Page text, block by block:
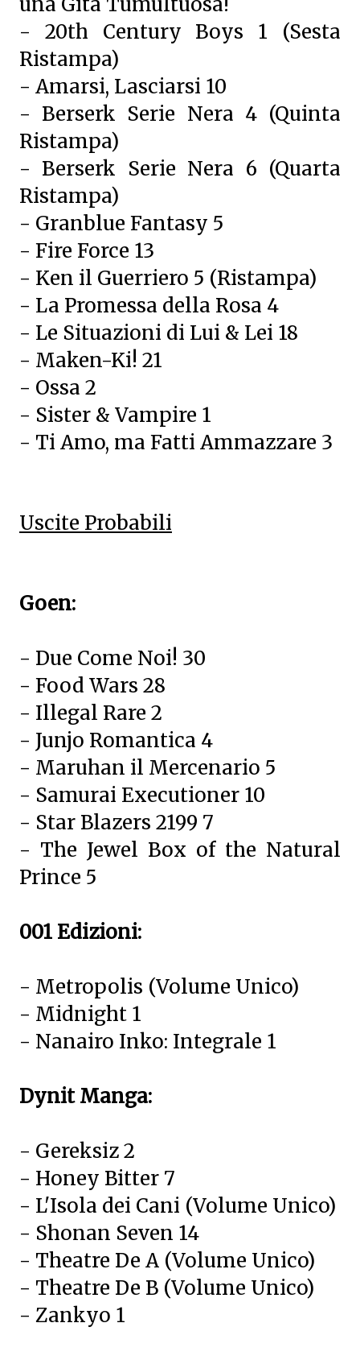
- 20th Century Boys 1 (Sesta
Ristampa)
- Amarsi, Lasciarsi 10
- Berserk Serie Nera 4 (Quinta
Ristampa)
- Berserk Serie Nera 6 (Quarta
Ristampa)
- Granblue Fantasy 5
- Fire Force 13
- Ken il Guerriero 5 (Ristampa)
- La Promessa della Rosa 4
- Le Situazioni di Lui & Lei 18
- Maken-Ki! 21
- Ossa 2
- Sister & Vampire 1
- Ti Amo, ma Fatti Ammazzare 3
Uscite Probabili
Goen:
- Due Come Noi! 30
- Food Wars 28
- Illegal Rare 2
- Junjo Romantica 4
- Maruhan il Mercenario 5
- Samurai Executioner 10
- Star Blazers 2199 7
- The Jewel Box of the Natural
Prince 5
001 Edizioni:
- Metropolis (Volume Unico)
- Midnight 1
- Nanairo Inko: Integrale 1
Dynit Manga:
- Gereksiz 2
- Honey Bitter 7
- L'Isola dei Cani (Volume Unico)
- Shonan Seven 14
- Theatre De A (Volume Unico)
- Theatre De B (Volume Unico)
- Zankyo 1